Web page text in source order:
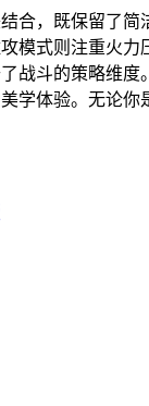
合，既保留了
模式则注重火
战斗的策略维
学体验。无论